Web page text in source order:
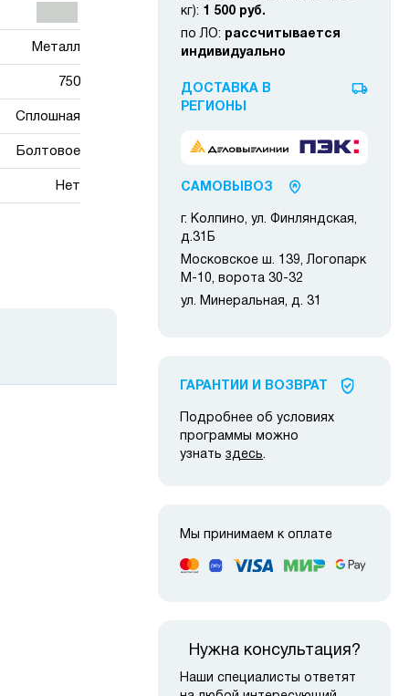
Металл
750
Сплошная
Болтовое
Нет
кг): 1 500 руб.
по ЛО: рассчитывается
индивидуально
ДОСТАВКА В
РЕГИОНЫ
САМОВЫВОЗ
г. Колпино, ул. Финляндская,
д.31Б
Московское ш. 139, Логопарк
М-10, ворота 30-32
ул. Минеральная, д. 31
ГАРАНТИИ И ВОЗВРАТ
Подробнее об условиях
программы можно
узнать здесь.
Мы принимаем к оплате
Нужна консультация?
Наши специалисты ответят